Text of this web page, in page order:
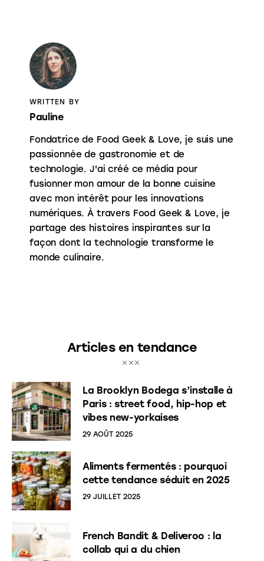
WRITTEN BY
Pauline
Fondatrice de Food Geek & Love, je suis une
passionnée de gastronomie et de
technologie. J'ai créé ce média pour
fusionner mon amour de la bonne cuisine
avec mon intérêt pour les innovations
numériques. À travers Food Geek & Love, je
partage des histoires inspirantes sur la
façon dont la technologie transforme le
monde culinaire.
Articles en tendance
La Brooklyn Bodega s’installe à
Paris : street food, hip-hop et
vibes new-yorkaises
29 AOÛT 2025
Aliments fermentés : pourquoi
cette tendance séduit en 2025
29 JUILLET 2025
French Bandit & Deliveroo : la
collab qui a du chien